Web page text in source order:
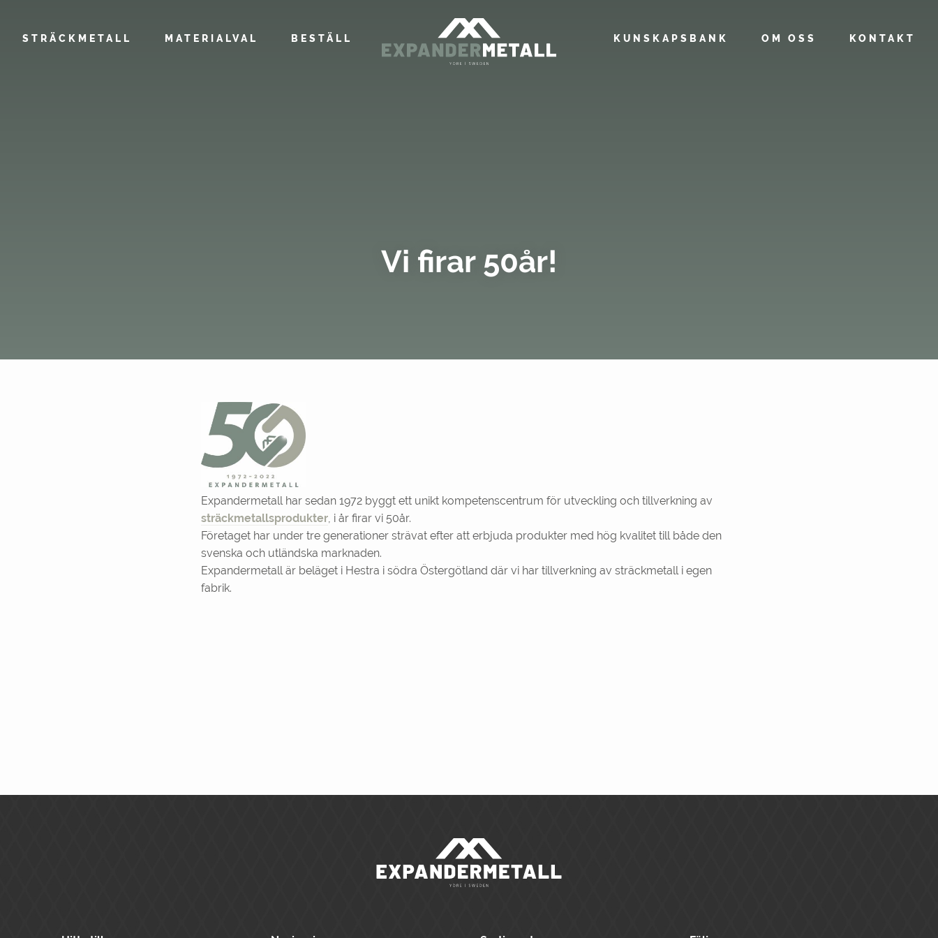
STRÄCKMETALL MATERIALVAL BESTÄLL KUNSKAPSBANK OM OSS KONTAKT
Vi firar 50år!
Expandermetall har sedan 1972 byggt ett unikt kompetenscentrum för utveckling och tillverkning av
sträckmetallsprodukter , i år firar vi 50år.
Företaget har under tre generationer strävat efter att erbjuda produkter med hög kvalitet till både den
svenska och utländska marknaden.
Expandermetall är beläget i Hestra i södra Östergötland där vi har tillverkning av sträckmetall i egen
fabrik.